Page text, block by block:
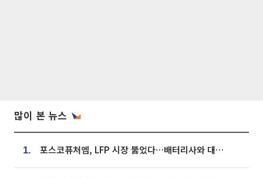
많이 본 뉴스
1. 포스코퓨처엠, LFP 시장 뚫었다…배터리사와 대규모 장기 공급 합의